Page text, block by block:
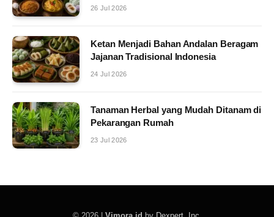
26 Jul 2026
Ketan Menjadi Bahan Andalan Beragam
Jajanan Tradisional Indonesia
24 Jul 2026
Tanaman Herbal yang Mudah Ditanam di
Pekarangan Rumah
23 Jul 2026
© 2026 | Vimora.id by Dexpert, Inc